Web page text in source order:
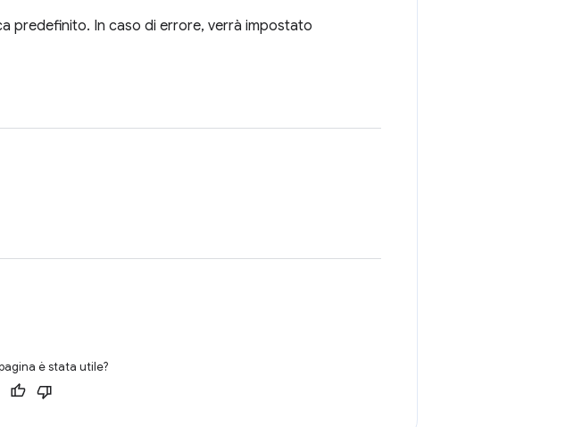
predefinito. In caso di errore, verrà impostato
è stata utile?